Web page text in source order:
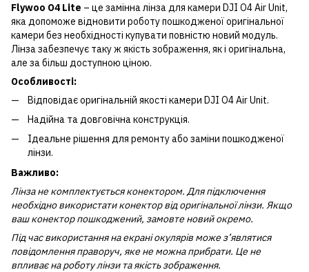
Flywoo O4 Lite – це замінна лінза для камери DJI O4 Air Unit,
яка допоможе відновити роботу пошкодженої оригінальної
камери без необхідності купувати повністю новий модуль.
Лінза забезпечує таку ж якість зображення, як і оригінальна,
але за більш доступною ціною.
Особливості:
Відповідає оригінальній якості камери DJI O4 Air Unit.
Надійна та довговічна конструкція.
Ідеальне рішення для ремонту або заміни пошкодженої
лінзи.
Важливо:
Лінза не комплектується конектором. Для підключення
необхідно використати конектор від оригінальної лінзи. Якщо
ваш конектор пошкоджений, замовте новий окремо.
Під час використання на екрані окулярів може з’являтися
повідомлення праворуч, яке не можна прибрати. Це не
впливає на роботу лінзи та якість зображення.